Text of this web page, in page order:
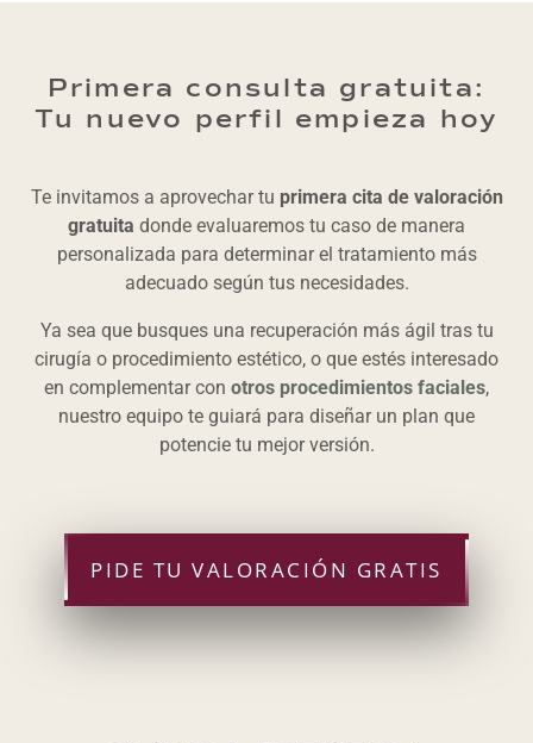
Primera consulta gratuita:
Tu nuevo perfil empieza hoy
Te invitamos a aprovechar tu primera cita de valoración
gratuita donde evaluaremos tu caso de manera
personalizada para determinar el tratamiento más
adecuado según tus necesidades.
Ya sea que busques una recuperación más ágil tras tu
cirugía o procedimiento estético, o que estés interesado
en complementar con otros procedimientos faciales,
nuestro equipo te guiará para diseñar un plan que
potencie tu mejor versión.
PIDE TU VALORACIÓN GRATIS